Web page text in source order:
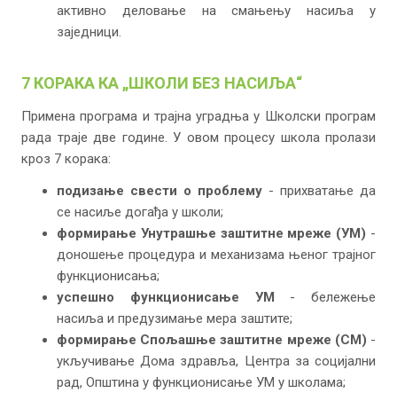
активно деловање на смањењу насиља у
заједници.
7 КОРАКА КА „ШКОЛИ БЕЗ НАСИЉА“
Примена програма и трајна уградња у Школски програм
рада траје две године. У овом процесу школа пролази
кроз 7 корака:
подизање свести о проблему - прихватање да
се насиље догађа у школи;
формирање Унутрашње заштитне мреже (УМ) -
доношење процедура и механизама њеног трајног
функционисања;
успешно функционисање УМ - бележење
насиља и предузимање мера заштите;
формирање Спољашње заштитне мреже (СМ) -
укључивање Дома здравља, Центра за социјални
рад, Општина у функционисање УМ у школама;